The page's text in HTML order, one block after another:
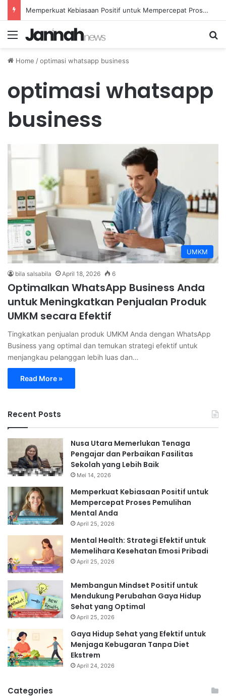
Mental Health: Strategi Efektif untuk Memelihara Kesehatan Emosi Pribadi
Menu
Home /optimasi whatsapp business
optimasi whatsapp
business
UMKM
bila salsabila April 18, 2026 6
Optimalkan WhatsApp Business Anda
untuk Meningkatkan Penjualan Produk
UMKM secara Efektif
Tingkatkan penjualan produk UMKM Anda dengan WhatsApp
Business yang optimal dan temukan strategi efektif untuk
menjangkau pelanggan lebih luas dan…
Read More »
Recent Posts
Nusa Utara Memerlukan Tenaga
Pengajar dan Perbaikan Fasilitas
Sekolah yang Lebih Baik
Mei 14, 2026
Memperkuat Kebiasaan Positif untuk
Mempercepat Proses Pemulihan
Mental Anda
April 25, 2026
Mental Health: Strategi Efektif untuk
Memelihara Kesehatan Emosi Pribadi
April 25, 2026
Membangun Mindset Positif untuk
Mendukung Perubahan Gaya Hidup
Sehat yang Optimal
April 25, 2026
Gaya Hidup Sehat yang Efektif untuk
Menjaga Kebugaran Tanpa Diet
Ekstrem
April 24, 2026
Categories